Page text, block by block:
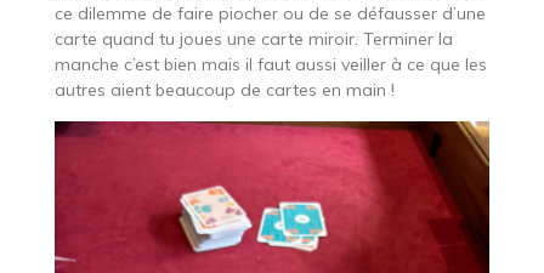
ce dilemme de faire piocher ou de se défausser d’une
carte quand tu joues une carte miroir. Terminer la
manche c’est bien mais il faut aussi veiller à ce que les
autres aient beaucoup de cartes en main !